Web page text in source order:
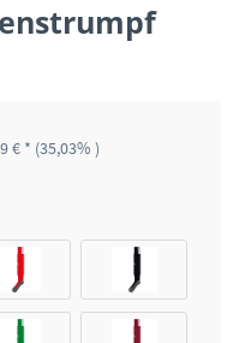
€ * (35,03% )